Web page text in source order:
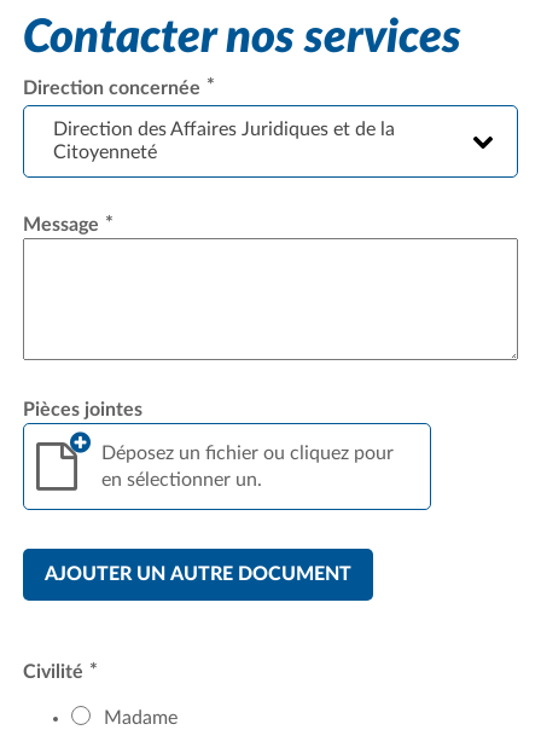
Contacter nos services
Direction concernée *
Direction des Affaires Juridiques et de la
Citoyenneté
Message *
Pièces jointes
Déposez un fichier ou cliquez pour
en sélectionner un.
AJOUTER UN AUTRE DOCUMENT
Civilité *
Madame